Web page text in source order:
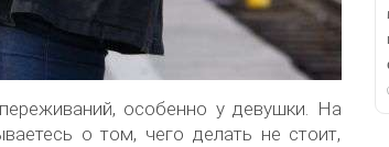
особенно у девушки. На
о том, чего делать не стоит,